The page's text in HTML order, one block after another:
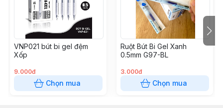
VNP021 bút bi gel đệm
Xốp
9.000đ
Chọn mua
Ruột Bút Bi Gel Xanh
0.5mm G97-BL
3.000đ
Chọn mua